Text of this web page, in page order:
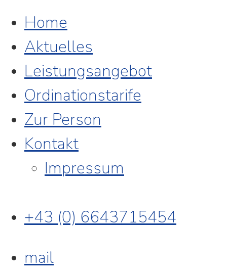
Home
Aktuelles
Leistungsangebot
Ordinationstarife
Zur Person
Kontakt
Impressum
+43 (0) 6643715454
mail